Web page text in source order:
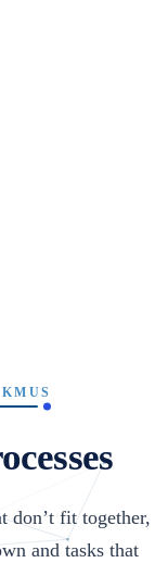
don’t fit together,
and tasks that